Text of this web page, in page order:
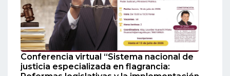
Conferencia virtual “Sistema nacional de
justicia especializada en flagrancia: